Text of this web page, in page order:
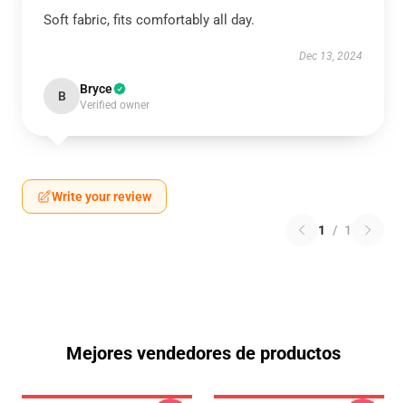
Soft fabric, fits comfortably all day.
Dec 13, 2024
B Bryce
Verified owner
Write your review
1 / 1
Mejores vendedores de productos